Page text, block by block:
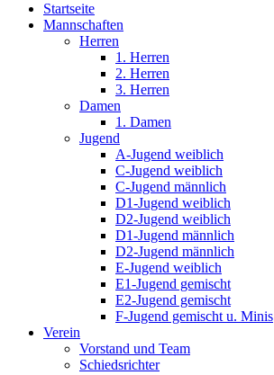
Startseite
Mannschaften
Herren
1. Herren
2. Herren
3. Herren
Damen
1. Damen
Jugend
A-Jugend weiblich
C-Jugend weiblich
C-Jugend männlich
D1-Jugend weiblich
D2-Jugend weiblich
D1-Jugend männlich
D2-Jugend männlich
E-Jugend weiblich
E1-Jugend gemischt
E2-Jugend gemischt
F-Jugend gemischt u. Minis
Verein
Vorstand und Team
Schiedsrichter